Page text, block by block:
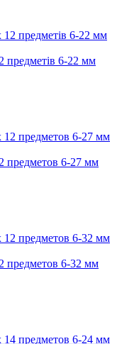
6-22 мм
предметов 6-27 мм
предметов 6-32 мм